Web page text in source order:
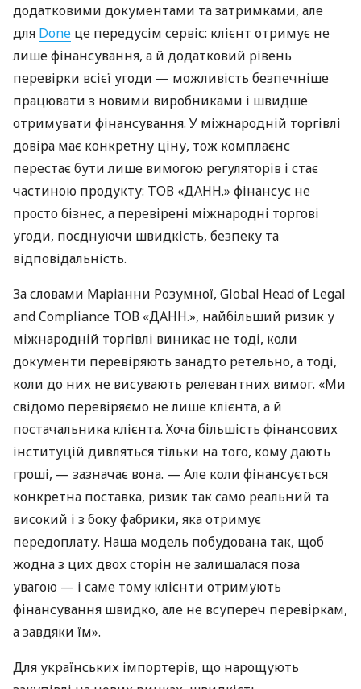
додатковими документами та затримками, але
для Done це передусім сервіс: клієнт отримує не
лише фінансування, а й додатковий рівень
перевірки всієї угоди — можливість безпечніше
працювати з новими виробниками і швидше
отримувати фінансування. У міжнародній торгівлі
довіра має конкретну ціну, тож комплаєнс
перестає бути лише вимогою регуляторів і стає
частиною продукту: ТОВ «ДАНН.» фінансує не
просто бізнес, а перевірені міжнародні торгові
угоди, поєднуючи швидкість, безпеку та
відповідальність.
За словами Маріанни Розумної, Global Head of Legal
and Compliance ТОВ «ДАНН.», найбільший ризик у
міжнародній торгівлі виникає не тоді, коли
документи перевіряють занадто ретельно, а тоді,
коли до них не висувають релевантних вимог. «Ми
свідомо перевіряємо не лише клієнта, а й
постачальника клієнта. Хоча більшість фінансових
інституцій дивляться тільки на того, кому дають
гроші, — зазначає вона. — Але коли фінансується
конкретна поставка, ризик так само реальний та
високий і з боку фабрики, яка отримує
передоплату. Наша модель побудована так, щоб
жодна з цих двох сторін не залишалася поза
увагою — і саме тому клієнти отримують
фінансування швидко, але не всупереч перевіркам,
а завдяки їм».
Для українських імпортерів, що нарощують